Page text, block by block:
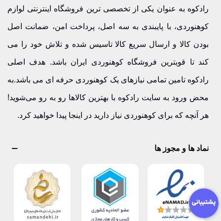
بله، برای دیده‌شدن در مسیرهای
تاریک و ایمنی بیشتر.
واقعی
در رادکوه، برای هر چراغ دوچرخه اطلاعات دقیق شامل نام،
تصاویر و ویژگی‌های فنی درج شده است. ما تضمین می‌کنیم
محصولی که به دستت می‌رسد دقیقاً همان کالایی باشد که در
رادکوه به عنوان یکی از تخصصی ترین فروشگاه اینترنتی لوازم
کوهنوردی، با پایبندی به سه اصل، پرداخت امن، ضمانت اصل
بودن کالا و ارسال سریع کالا تاسیس شده و تلاش خود را می
کند تا قویترین فروشگاه کوهنوردی ایران باشد. هدف اصلی
رادکوه تامین تمامی نیازهای یک کوهنوردی حرفه ای می باشد.به
محض ورود به سایت رادکوه با بهترین کالاها رو به رو می‌شوید!
هر آنچه که برای کوهنوردی نیاز دارید در اینجا پیدا خواهید کرد.
نماد ها و مجوز ها